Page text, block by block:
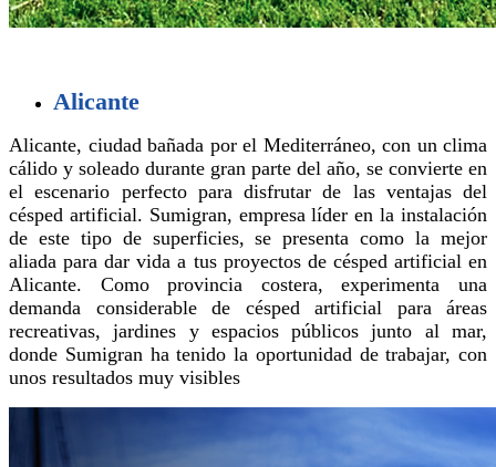
Alicante
Alicante, ciudad bañada por el Mediterráneo, con un clima
cálido y soleado durante gran parte del año, se convierte en
el escenario perfecto para disfrutar de las ventajas del
césped artificial. Sumigran, empresa líder en la instalación
de este tipo de superficies, se presenta como la mejor
aliada para dar vida a tus proyectos de césped artificial en
Alicante. Como provincia costera, experimenta una
demanda considerable de césped artificial para áreas
recreativas, jardines y espacios públicos junto al mar,
donde Sumigran ha tenido la oportunidad de trabajar, con
unos resultados muy visibles